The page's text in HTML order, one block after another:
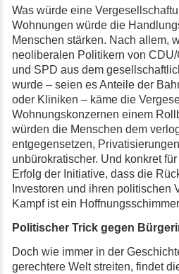
Was würde eine
Wohnungen würde die
Menschen stärken. Nach allem,
neoliberalen Politikern von
und SPD aus dem
wurde – seien es Anteile der
oder Kliniken – käme die
Wohnungskonzernen einem
würden die Menschen dem
entgegensetzen,
unbürokratischer. Und konkret
Erfolg der Initiative, dass die
Investoren und ihren politischen
Kampf ist ein
Politischer Trick gegen
Doch wie immer in der
gerechtere Welt streiten, findet